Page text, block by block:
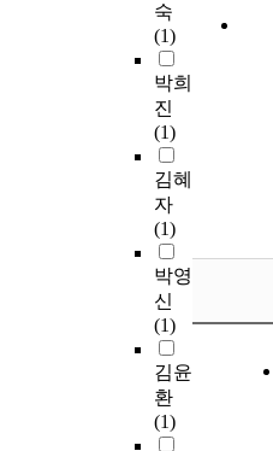
숙
(1)
박희
진
(1)
김혜
자
(1)
박영
신
(1)
김윤
환
(1)